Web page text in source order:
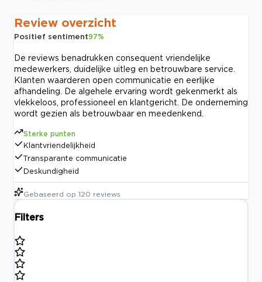
Review overzicht
Positief sentiment97%
De reviews benadrukken consequent vriendelijke
medewerkers, duidelijke uitleg en betrouwbare service.
Klanten waarderen open communicatie en eerlijke
afhandeling. De algehele ervaring wordt gekenmerkt als
vlekkeloos, professioneel en klantgericht. De onderneming
wordt gezien als betrouwbaar en meedenkend.
Sterke punten
Klantvriendelijkheid
Transparante communicatie
Deskundigheid
Gebaseerd op 120 reviews
Filters